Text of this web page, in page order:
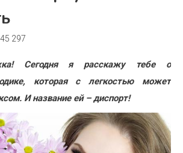
45 297
Сегодня я расскажу тебе о
которая с легкостью может
И название ей – диспорт!